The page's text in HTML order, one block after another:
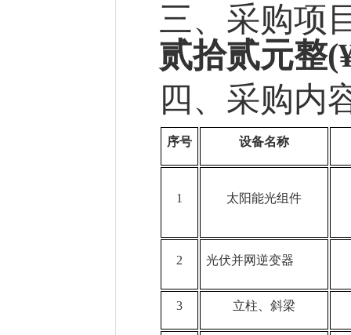
三、采购项
贰拾贰元整
四、采购内
序号 设备名称
1 太阳能光组件
2 光伏并网逆变器
3 立柱、斜梁